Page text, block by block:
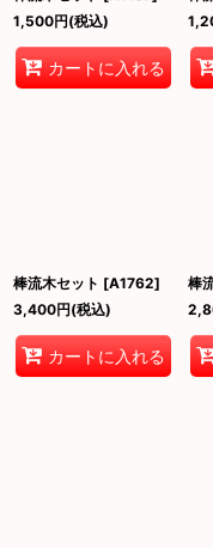
1,500円(税込)
カートに入れる
棒流木セット [A1762]
3,400円(税込)
カートに入れる
棒